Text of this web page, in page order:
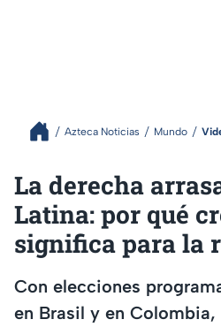
Azteca Noticias Mundo
La derecha
Latina: por qué
significa para la
Con elecciones
en Brasil y en Colombia,